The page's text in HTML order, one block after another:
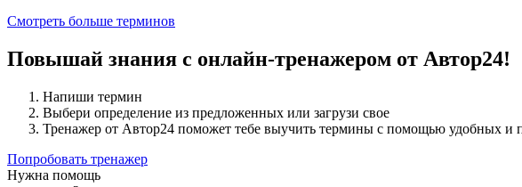
Смотреть больше терминов
Повышай знания с онлайн-тренажером от Автор24!
Напиши термин
Выбери определение из предложенных или загрузи свое
Тренажер от Автор24 поможет тебе выучить термины с помощью удобных и
Попробовать тренажер
Нужна помощь